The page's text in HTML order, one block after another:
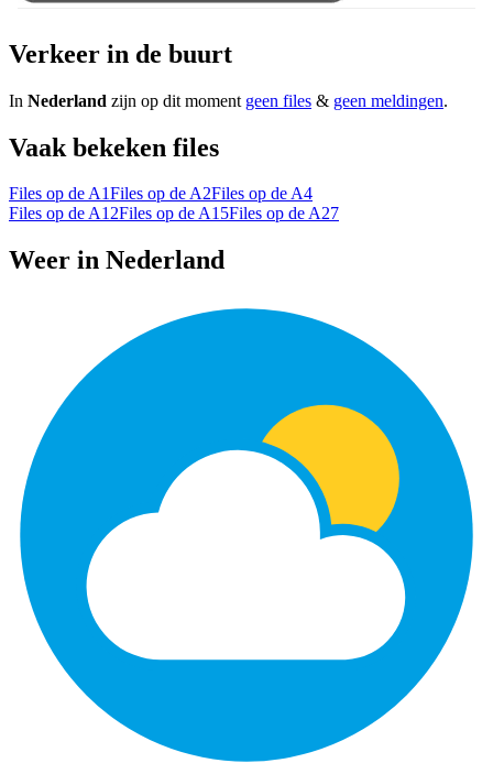
Verkeer in de buurt
In Nederland zijn op dit moment geen files & geen meldingen.
Vaak bekeken files
Files op de A1Files op de A2Files op de A4
Files op de A12Files op de A15Files op de A27
Weer in Nederland